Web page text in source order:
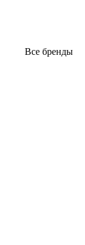
Все бренды